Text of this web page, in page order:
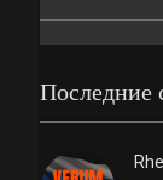
Последние